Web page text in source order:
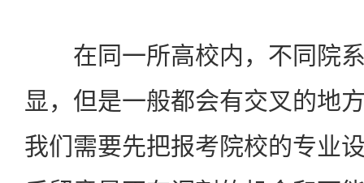
在同一所高校内，不同院系
显，但是一般都会有交叉的地
我们需要先把报考院校的专业